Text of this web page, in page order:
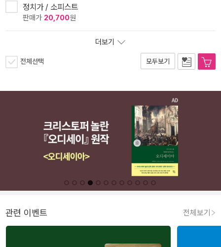
정치가 / 소피스트
판매가 20,700원
더보기
전체선택 모두보기
관련 이벤트 전체보기